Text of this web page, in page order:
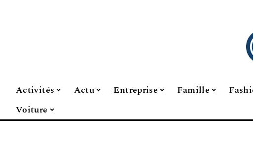
Activités Actu Entreprise Famille
Voiture